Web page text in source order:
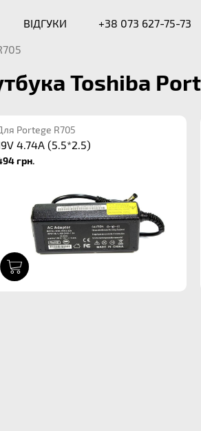
ВІДГУКИ +38 073 627-75-73
Toshiba
Portege R705
4.74A (5.5*2.5)
грн.